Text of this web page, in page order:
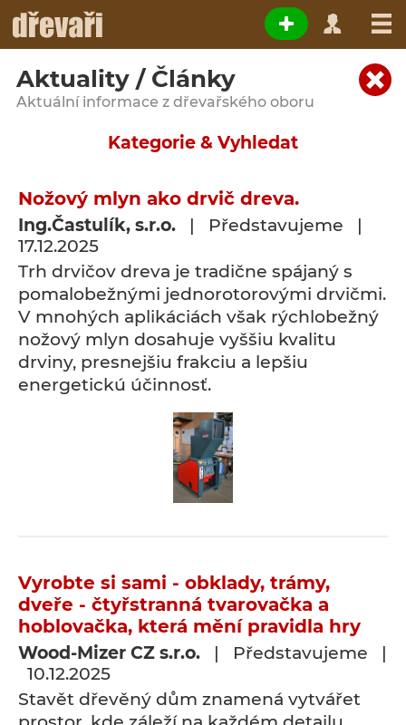
Aktuality / Články
Aktuální informace z dřevařského oboru
Kategorie & Vyhledat
Nožový mlyn ako drvič dreva.
Ing.Častulík, s.r.o. | Představujeme |
17.12.2025
Trh drvičov dreva je tradične spájaný s
pomalobežnými jednorotorovými drvičmi.
V mnohých aplikáciách však rýchlobežný
nožový mlyn dosahuje vyššiu kvalitu
drviny, presnejšiu frakciu a lepšiu
energetickú účinnosť.
Vyrobte si sami - obklady, trámy,
dveře - čtyřstranná tvarovačka a
hoblovačka, která mění pravidla hry
Wood-Mizer CZ s.r.o. | Představujeme |
10.12.2025
Stavět dřevěný dům znamená vytvářet